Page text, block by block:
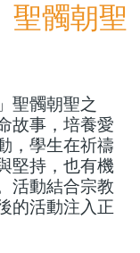
聖髑朝聖
聖髑朝聖之
故事，培養愛
，學生在祈禱
堅持，也有機
活動結合宗教
的活動注入正